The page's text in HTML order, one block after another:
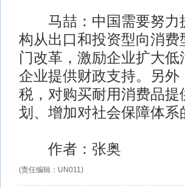
马喆：中国需要努力
构从出口和投资型向消
门改革，激励企业扩大
企业提供财政支持。另
税，对购买耐用消费品
划、增加对社会保障体系
作者：张奥
(责任编辑：UN011)